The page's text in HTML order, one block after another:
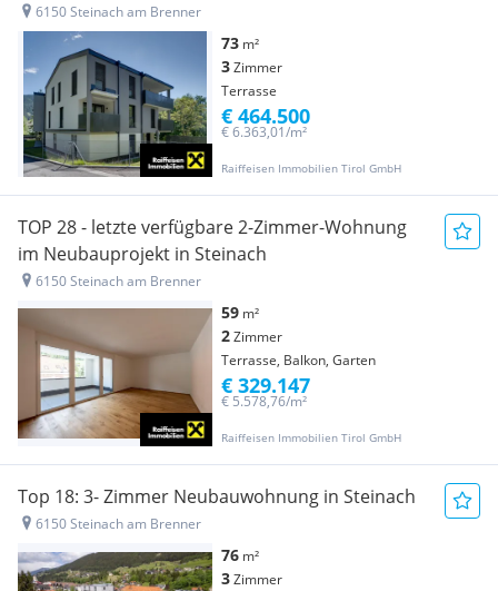
6150 Steinach am Brenner
73 m²
3Zimmer
Terrasse
Raiffeisen Immobilien Tirol GmbH
€ 6.363,01/m²
€ 464.500
TOP 28 - letzte verfügbare 2-Zimmer-Wohnung
im Neubauprojekt in Steinach
6150 Steinach am Brenner
59 m²
2Zimmer
Terrasse, Balkon, Garten
Raiffeisen Immobilien Tirol GmbH
€ 5.578,76/m²
€ 329.147
Top 18: 3- Zimmer Neubauwohnung in Steinach
6150 Steinach am Brenner
76 m²
3Zimmer